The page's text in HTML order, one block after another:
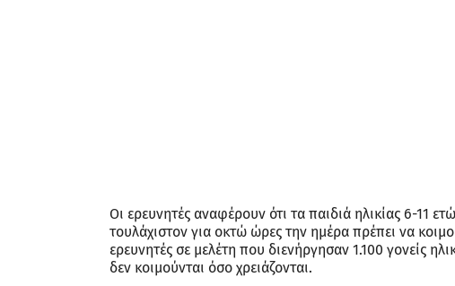
Οι ερευνητές αναφέρουν ότι τα παιδιά ηλικίας 6-11
τουλάχιστον για οκτώ ώρες την ημέρα πρέπει να
ερευνητές σε μελέτη που διενήργησαν 1.100 γονείς
δεν κοιμούνται όσο χρειάζονται.